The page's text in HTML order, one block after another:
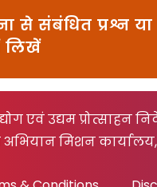
से संबंधित प्रश्न या
लिखें
एवं उद्यम
अभियान मिशन